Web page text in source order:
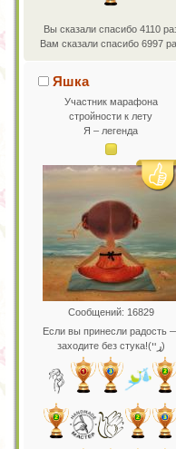
Вы сказали спасибо 4110
Вам сказали спасибо 6997
Яшка
Участник марафона
стройности к лету
Я – легенда
Сообщений: 16829
Если вы принесли радость
заходите без стука!(ړײ)